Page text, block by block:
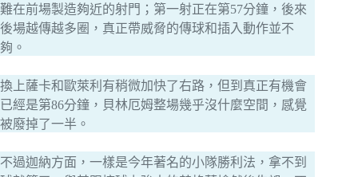
難在前場製造夠近的射門；第一射正在第57分鐘，後來
後場越傳越多圈，真正帶威脅的傳球和插入動作並不
夠。
換上薩卡和歐萊利有稍微加快了右路，但到真正有機會
已經是第86分鐘，貝林厄姆整場幾乎沒什麼空間，感覺
被廢掉了一半。
不過迦納方面，一樣是今年著名的小隊勝利法，拿不到